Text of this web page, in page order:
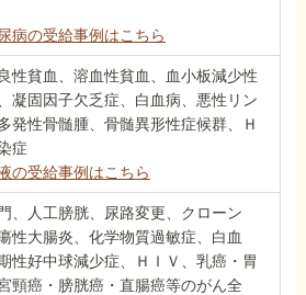
病の受給事例はこちら
性貧血、溶血性貧血、血小板減少性
凝固因子欠乏症、白血病、悪性リン
発性骨髄腫、骨髄異形性症候群、Ｈ
症
の受給事例はこちら
、人工膀胱、尿路変更、クローン
性大腸炎、化学物質過敏症、白血
性好中球減少症、ＨＩＶ、乳癌・胃
頸癌・膀胱癌・直腸癌等のがん全